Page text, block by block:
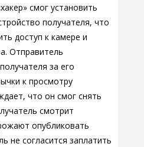
смог установить
получателя, что
доступ к камере и
Отправитель
за его
к просмотру
что он смог снять
смотрит
опубликовать
не согласится заплатить